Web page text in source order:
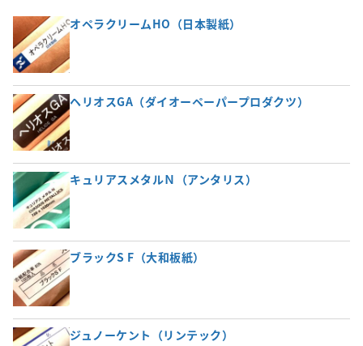
オペラクリームHO（日本製紙）
ヘリオスGA（ダイオーペーパープロダクツ）
キュリアスメタルＮ（アンタリス）
ブラックS F（大和板紙）
ジュノーケント（リンテック）